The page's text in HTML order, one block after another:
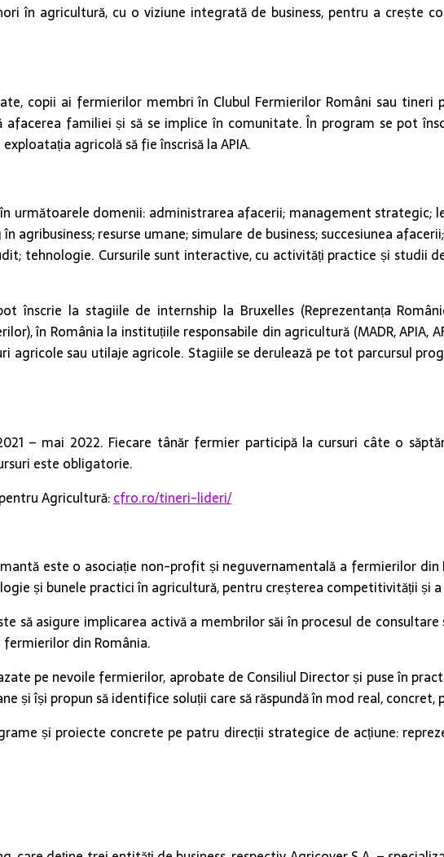
în agricultură, cu o viziune integrată de business, pentru a crește
copii ai fermierilor membri în Clubul Fermierilor Români sau
afacerea familiei și să se implice în comunitate. În program se pot
agricolă să fie înscrisă la APIA.
următoarele domenii: administrarea afacerii; management strategic;
resurse umane; simulare de business; succesiunea
tehnologie. Cursurile sunt interactive, cu activități practice și studii
înscrie la stagiile de internship la Bruxelles (Reprezentanța
în România la instituțiile responsabile din agricultură (MADR, APIA,
agricole sau utilaje agricole. Stagiile se derulează pe tot parcursul
– mai 2022. Fiecare tânăr fermier participă la cursuri câte o
este obligatorie.
Agricultură:cfro.ro/tineri-lideri/
este o asociație non-profit și neguvernamentală a fermierilor
și bunele practici în agricultură, pentru creșterea competitivității și
să asigure implicarea activă a membrilor săi în procesul de
din România.
pe nevoile fermierilor, aprobate de Consiliul Director și puse în
și își propun să identifice soluții care să răspundă în mod real,
și proiecte concrete pe patru direcții strategice de acțiune: